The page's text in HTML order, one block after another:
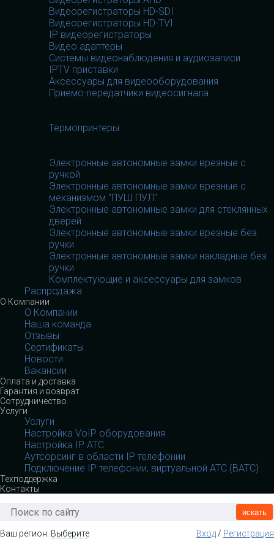
Видеорегистраторы HD-SDI
Видеорегистраторы HD-TVI
IP видеорегистраторы
Видео адаптеры
Системы видеонаблюдения и аудиозаписи
IPTV приставки
Аксессуары для видеооборудования
Приемо-передатчики видеосигнала
Термопринтеры
Электронные автономные замки врезные с
ручкой
Электронные автономные замки врезные с
механизмом "ПУШ ПУЛ"
Электронные автономные замки для стеклянных
дверей
Электронные автономные замки врезные без
ручки
Электронные автономные замки накладные без
ручки
Комплектующие и аксессуары для замков
Распродажа
О Компании
О Компании
Наша команда
Отзывы
Сертификаты
Новости
Вакансии
Оплата и доставка
Гарантия и возврат
Сотрудничество
Услуги
Услуги
Настройка VoIP оборудования
Настройка IP АТС
Аутсорсинг в области IP телефонии
Подключение IP телефонии, виртуальной АТС (ВАТС)
Техподдержка
Контакты
искать
Ваш регион: Выберите Вход/ Регистрация